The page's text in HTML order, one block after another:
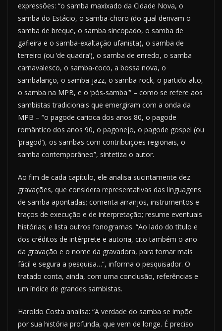
expressões: “o samba maxixado da Cidade Nova, o
samba do Estácio, o samba-choro (do qual derivam o
samba de breque, o samba sincopado, o samba de
gafieira e o samba-exaltação ufanista), o samba de
terreiro (ou ‘de quadra’), o samba de enredo, o samba
carnavalesco, o samba-coco, a bossa nova, o
sambalanço, o samba-jazz, o samba-rock, o partido-alto,
o samba na MPB, e o ‘pós-samba'” – como se refere aos
sambistas tradicionais que emergiram com a onda da
MPB – “o pagode carioca dos anos 80, o pagode
romântico dos anos 90, o pagonejo, o pagode gospel (ou
‘pragod’), os sambas com contribuições regionais, o
samba contemporâneo”, sintetiza o autor.
Ao fim de cada capítulo, ele analisa sucintamente dez
gravações, que considera representativas das linguagens
de samba apontadas; comenta arranjos, instrumentos e
traços de execução e de interpretação; resume eventuais
histórias; e lista outros fonogramas. “Ao lado do título e
dos créditos de intérprete e autoria, cito também o ano
da gravação e o nome da gravadora, para tornar mais
fácil e segura a pesquisa…”, informa o pesquisador. O
tratado conta, ainda, com uma conclusão, referências e
um índice de grandes sambistas.
Haroldo Costa analisa: “A verdade do samba se impõe
por sua história profunda, que vem de longe. É preciso